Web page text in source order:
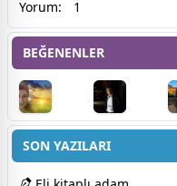
Yorum:
1
BEĞENENLER
SON YAZILARI